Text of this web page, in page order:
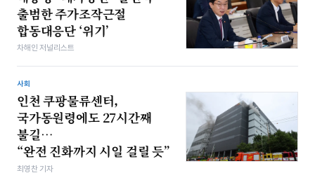
출범한 주가조작근절
합동대응단 ‘위기’
차해인 저널리스트
사회
인천 쿠팡물류센터,
국가동원령에도 27시간째
불길…
“완전 진화까지 시일 걸릴 듯”
최영찬 기자